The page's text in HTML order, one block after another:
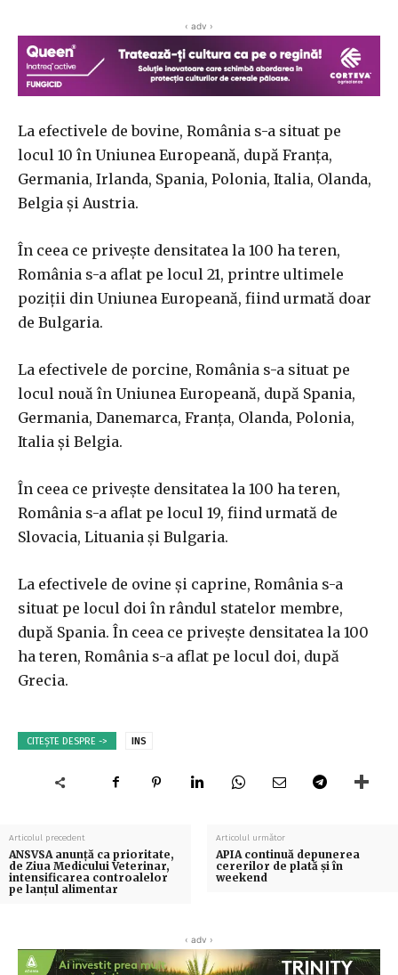
‹ adv ›
La efectivele de bovine, România s-a situat pe
locul 10 în Uniunea Europeană, după Franţa,
Germania, Irlanda, Spania, Polonia, Italia, Olanda,
Belgia şi Austria.
În ceea ce priveşte densitatea la 100 ha teren,
România s-a aflat pe locul 21, printre ultimele
poziţii din Uniunea Europeană, fiind urmată doar
de Bulgaria.
La efectivele de porcine, România s-a situat pe
locul nouă în Uniunea Europeană, după Spania,
Germania, Danemarca, Franţa, Olanda, Polonia,
Italia şi Belgia.
În ceea ce priveşte densitatea la 100 ha teren,
România s-a aflat pe locul 19, fiind urmată de
Slovacia, Lituania şi Bulgaria.
La efectivele de ovine şi caprine, România s-a
situat pe locul doi în rândul statelor membre,
după Spania. În ceea ce priveşte densitatea la 100
ha teren, România s-a aflat pe locul doi, după
Grecia.
CITEȘTE DESPRE -> INS
Articolul precedent
ANSVSA anunţă ca prioritate,
de Ziua Medicului Veterinar,
intensificarea controalelor
pe lanţul alimentar
Articolul următor
APIA continuă depunerea
cererilor de plată și în
weekend
‹ adv ›